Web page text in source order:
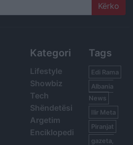
Kategori
Lifestyle
Showbiz
Tech
Shëndetësi
Argetim
Enciklopedi
Tags
Edi Rama
Albania
News
Ilir Meta
Piranjat
gazeta,